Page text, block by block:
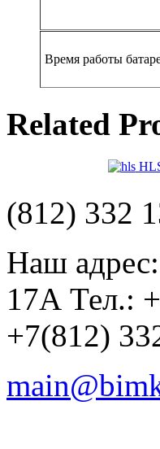
Время работы
Related
(812) 332
Наш
17А Тел.:
+7(812)